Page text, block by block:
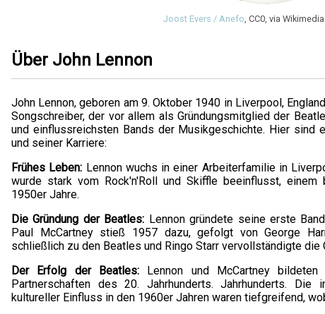
Joost Evers / Anefo , CC0, via
Über John Lennon
John Lennon, geboren am 9. Oktober 1940 in Liverpool,
Songschreiber, der vor allem als Gründungsmitglied der
und einflussreichsten Bands der Musikgeschichte. Hier
und seiner Karriere:
Frühes Leben: Lennon wuchs in einer Arbeiterfamilie in
wurde stark vom Rock'n'Roll und Skiffle beeinflusst, einem
1950er Jahre.
Die Gründung der Beatles: Lennon gründete seine erste
Paul McCartney stieß 1957 dazu, gefolgt von George
schließlich zu den Beatles und Ringo Starr vervollständigte die
Der Erfolg der Beatles:Lennon und McCartney bildeten
Partnerschaften des 20. Jahrhunderts. Jahrhunderts.
kultureller Einfluss in den 1960er Jahren waren tiefgreifend,